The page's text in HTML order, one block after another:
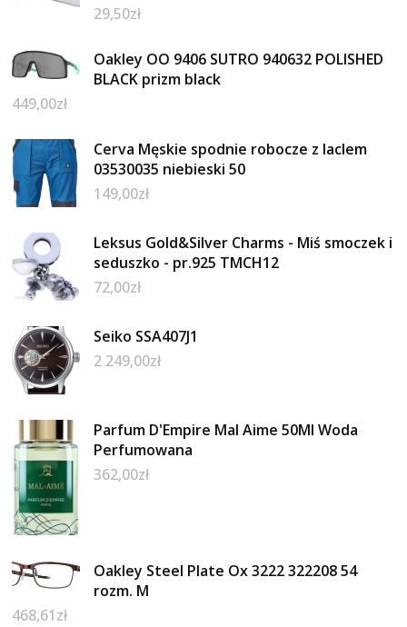
29,50zł
Oakley OO 9406 SUTRO 940632 POLISHED
BLACK prizm black
449,00zł
Cerva Męskie spodnie robocze z laclem
03530035 niebieski 50
149,00zł
Leksus Gold&Silver Charms - Miś smoczek i
seduszko - pr.925 TMCH12
72,00zł
Seiko SSA407J1
2 249,00zł
Parfum D'Empire Mal Aime 50Ml Woda
Perfumowana
362,00zł
Oakley Steel Plate Ox 3222 322208 54
rozm. M
468,61zł